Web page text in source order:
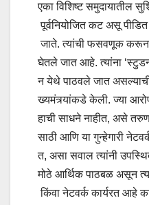
एका विशिष्ट समुदायातील
पूर्वनियोजित कट असू
जाते. त्यांची फसवणूक करून
घेतले जात आहे. त्यांना
न येथे पाठवले जात
ख्यमंत्र्यांकडे केली. ज्या
हाची साधने नाहीत, असे तरुण
साठी आणि या गुन्हेगारी
त, असा सवाल त्यांनी
मोठे आर्थिक पाठबळ असून
किंवा नेटवर्क कार्यरत आहे